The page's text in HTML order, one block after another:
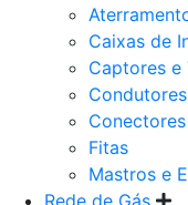
Caixas de
Captores e
Fitas
Mastros e
Rede de Gás